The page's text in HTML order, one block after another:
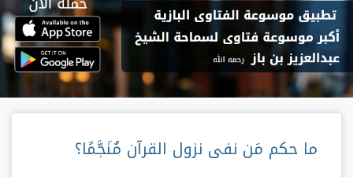
ما حكم مَن نفى نزول القرآن مُنَجَّمًا؟